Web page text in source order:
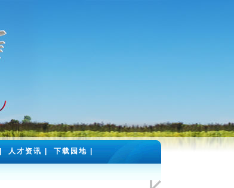
人才资讯 下载园地